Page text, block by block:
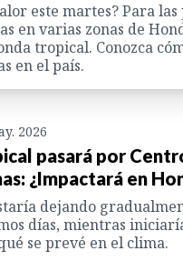
este martes? Para
en varias zonas de
tropical. Conozca
en el país.
2026
pasará por
¿Impactará en
dejando
días, mientras
se prevé en el clima.